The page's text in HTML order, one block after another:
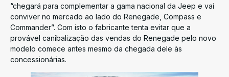
“chegará para complementar a gama nacional da Jeep e vai
conviver no mercado ao lado do Renegade, Compass e
Commander”. Com isto o fabricante tenta evitar que a
provável canibalização das vendas do Renegade pelo novo
modelo comece antes mesmo da chegada dele às
concessionárias.